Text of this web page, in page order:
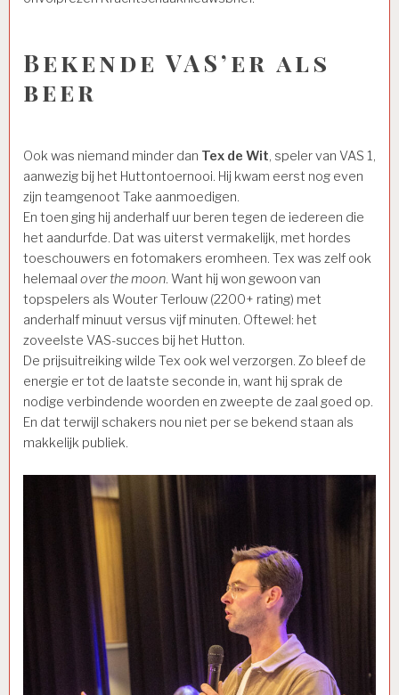
Bekende VAS’er als
beer
Ook was niemand minder dan Tex de Wit, speler van VAS 1,
aanwezig bij het Huttontoernooi. Hij kwam eerst nog even
zijn teamgenoot Take aanmoedigen.
En toen ging hij anderhalf uur beren tegen de iedereen die
het aandurfde. Dat was uiterst vermakelijk, met hordes
toeschouwers en fotomakers eromheen. Tex was zelf ook
helemaal over the moon. Want hij won gewoon van
topspelers als Wouter Terlouw (2200+ rating) met
anderhalf minuut versus vijf minuten. Oftewel: het
zoveelste VAS-succes bij het Hutton.
De prijsuitreiking wilde Tex ook wel verzorgen. Zo bleef de
energie er tot de laatste seconde in, want hij sprak de
nodige verbindende woorden en zweepte de zaal goed op.
En dat terwijl schakers nou niet per se bekend staan als
makkelijk publiek.